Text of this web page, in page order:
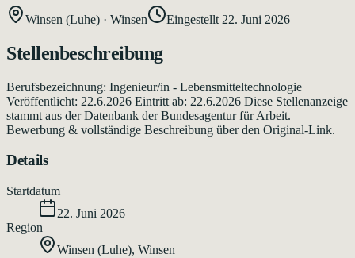
Winsen (Luhe) · Winsen Eingestellt 22. Juni 2026
Stellenbeschreibung
Berufsbezeichnung: Ingenieur/in - Lebensmitteltechnologie
Veröffentlicht: 22.6.2026 Eintritt ab: 22.6.2026 Diese Stellenanzeige
stammt aus der Datenbank der Bundesagentur für Arbeit.
Bewerbung & vollständige Beschreibung über den Original-Link.
Details
Startdatum
22. Juni 2026
Region
Winsen (Luhe), Winsen